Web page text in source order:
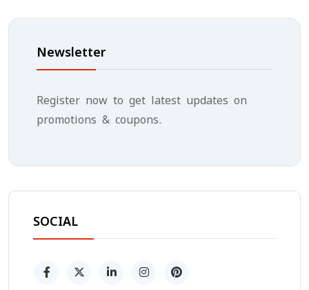
Newsletter
Register now to get latest updates on
promotions & coupons.
SOCIAL